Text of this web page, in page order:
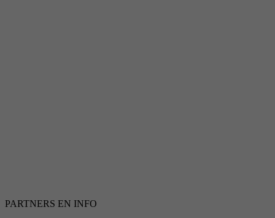
PARTNERS EN INFO